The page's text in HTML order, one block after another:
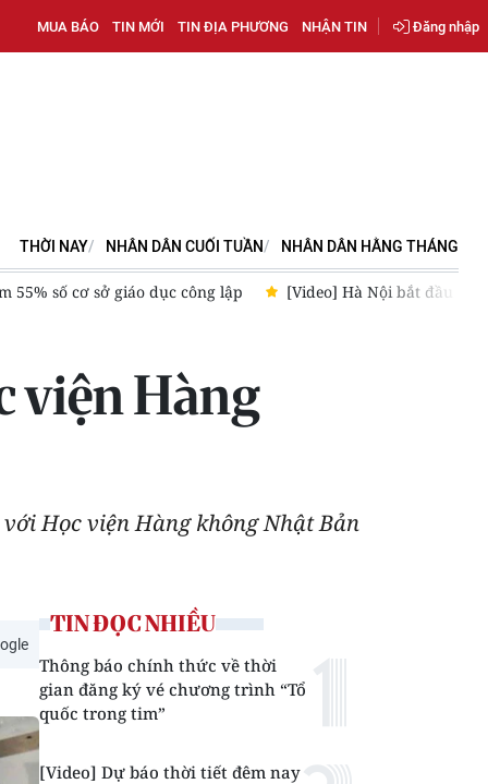
MUA BÁO TIN MỚI TIN ĐỊA PHƯƠNG NHẬN TIN Đăng nhập
THỜI NAY NHÂN DÂN CUỐI TUẦN NHÂN DÂN HẰNG THÁNG
cấp thực phẩm cho trường học [Video] Hà Nội bảo đảm
viện Hàng
Học viện Hàng không Nhật Bản
TIN ĐỌC NHIỀU
Thông báo chính thức về thời
gian đăng ký vé chương trình “Tổ
quốc trong tim”
[Video] Dự báo thời tiết đêm nay